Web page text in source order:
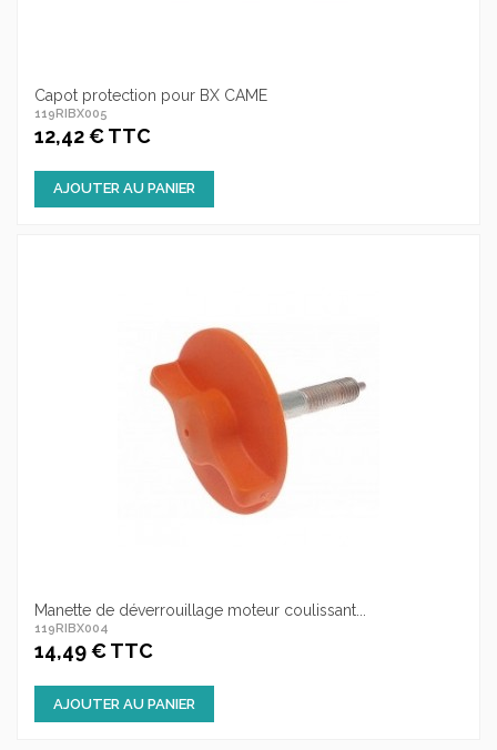
Capot protection pour BX CAME
119RIBX005
12,42 € TTC
AJOUTER AU PANIER
Manette de déverrouillage moteur coulissant...
119RIBX004
14,49 € TTC
AJOUTER AU PANIER